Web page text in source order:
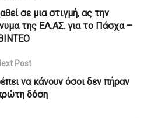
σε μια στιγμή, ας την
της ΕΛ.ΑΣ. για το Πάσχα –
Post
να κάνουν όσοι δεν πήραν
δόση